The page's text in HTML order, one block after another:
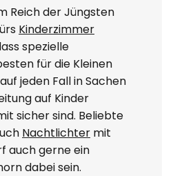
Reich der Jüngsten
Kinderzimmer
spezielle
für die Kleinen
jeden Fall in Sachen
auf Kinder
sicher sind. Beliebte
Nachtlichter mit
auch gerne ein
dabei sein.